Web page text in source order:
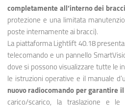
completamente all’interno dei bracci
protezione e una limitata
poste internamente ai bracci).
La piattaforma Lightlift 40.18
telecomando e un pannello
dove si possono visualizzare tutte le
le istruzioni operative e il manuale
nuovo radiocomando per garantire
carico/scarico, la traslazione e le